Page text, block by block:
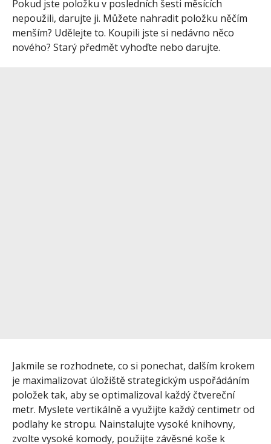
Pokud jste položku v posledních šesti měsících
nepoužili, darujte ji. Můžete nahradit položku něčím
menším? Udělejte to. Koupili jste si nedávno něco
nového? Starý předmět vyhoďte nebo darujte.
Jakmile se rozhodnete, co si ponechat, dalším krokem
je maximalizovat úložiště strategickým uspořádáním
položek tak, aby se optimalizoval každý čtvereční
metr. Myslete vertikálně a využijte každý centimetr od
podlahy ke stropu. Nainstalujte vysoké knihovny,
zvolte vysoké komody, použijte závěsné koše k